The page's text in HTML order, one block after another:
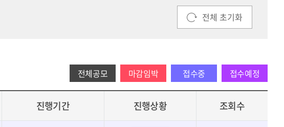
전체 초기화
전체공모 마감임박 접수중 접수예정
진행기간 진행상황 조회수